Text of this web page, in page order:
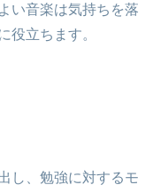
い音楽は気持ちを落
役立ちます。
し、勉強に対するモ